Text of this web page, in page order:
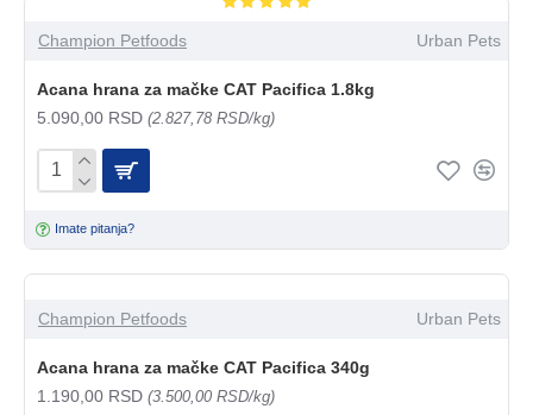
Champion Petfoods Urban Pets
Acana hrana za mačke CAT Pacifica 1.8kg
5.090,00 RSD (2.827,78 RSD/kg)
Imate pitanja?
Champion Petfoods Urban Pets
Acana hrana za mačke CAT Pacifica 340g
1.190,00 RSD (3.500,00 RSD/kg)